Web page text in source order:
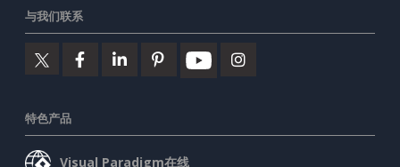
与我们联系
特色产品
Visual Paradigm在线